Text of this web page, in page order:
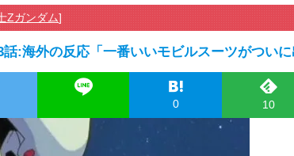
『アニメ海外の反応
海外「まさか日本アニ
【朗報】齋藤飛鳥、前
155cm55kgの女性の
舌を絡ませて、唾液交
舌を絡ませて、唾液
Zガンダム]
:海外の反応「一番いいモビルスーツがついに
0 10